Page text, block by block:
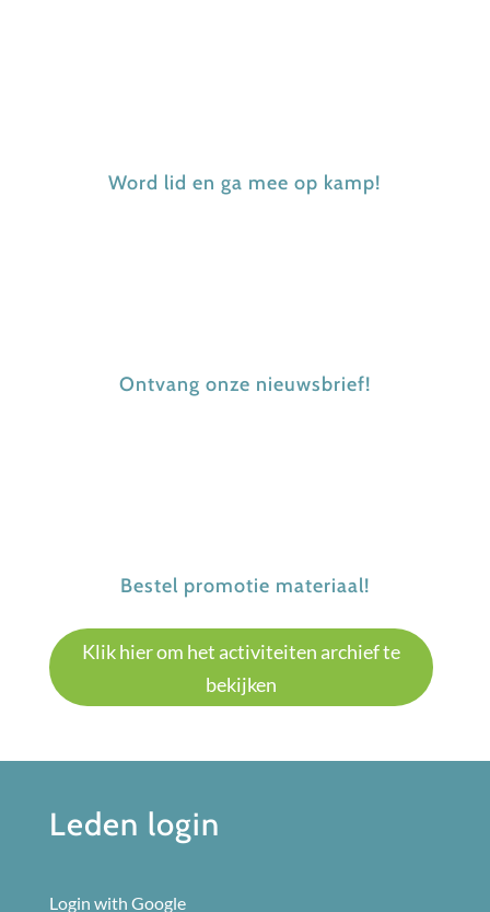
Word lid en ga mee op kamp!
Ontvang onze nieuwsbrief!
Bestel promotie materiaal!
Klik hier om het activiteiten archief te
bekijken
Leden login
Login with Google